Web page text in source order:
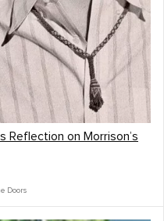
Reflection on Morrison’s
Doors